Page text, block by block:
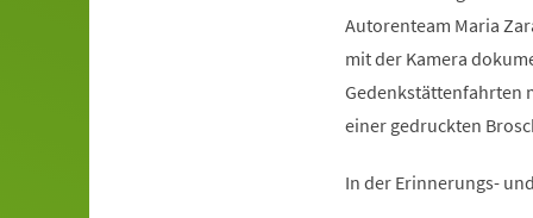
Autorenteam Maria
mit der Kamera
Gedenkstättenfahrten
einer gedruckten
In der Erinnerungs-